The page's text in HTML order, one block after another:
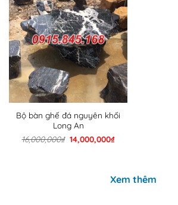
Bộ bàn ghế đá nguyên khối
Long An
16,000,000₫ Giá
gốc
14,000,000₫Giá
Xem thêm